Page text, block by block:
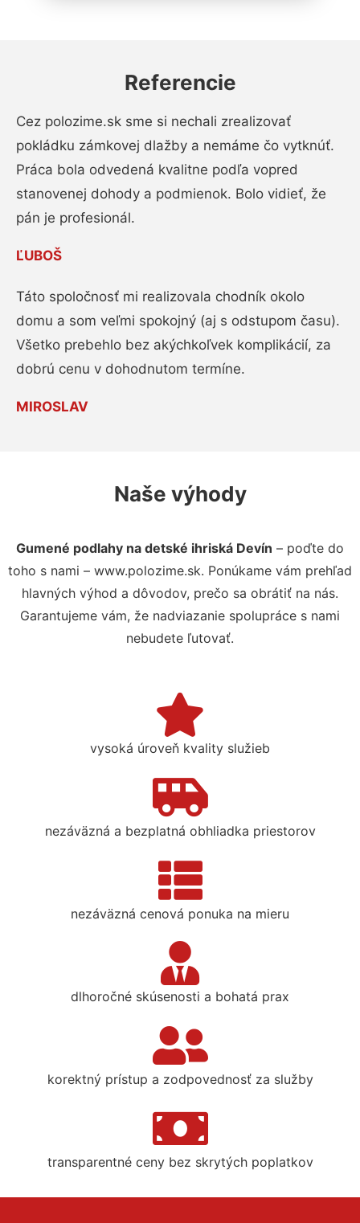
Referencie
Cez polozime.sk sme si nechali zrealizovať
pokládku zámkovej dlažby a nemáme čo vytknúť.
Práca bola odvedená kvalitne podľa vopred
stanovenej dohody a podmienok. Bolo vidieť, že
pán je profesionál.
ĽUBOŠ
Táto spoločnosť mi realizovala chodník okolo
domu a som veľmi spokojný (aj s odstupom času).
Všetko prebehlo bez akýchkoľvek komplikácií, za
dobrú cenu v dohodnutom termíne.
MIROSLAV
Naše výhody
Gumené podlahy na detské ihriská Devín – poďte do
toho s nami – www.polozime.sk. Ponúkame vám prehľad
hlavných výhod a dôvodov, prečo sa obrátiť na nás.
Garantujeme vám, že nadviazanie spolupráce s nami
nebudete ľutovať.
vysoká úroveň kvality služieb
nezáväzná a bezplatná obhliadka priestorov
nezáväzná cenová ponuka na mieru
dlhoročné skúsenosti a bohatá prax
korektný prístup a zodpovednosť za služby
transparentné ceny bez skrytých poplatkov